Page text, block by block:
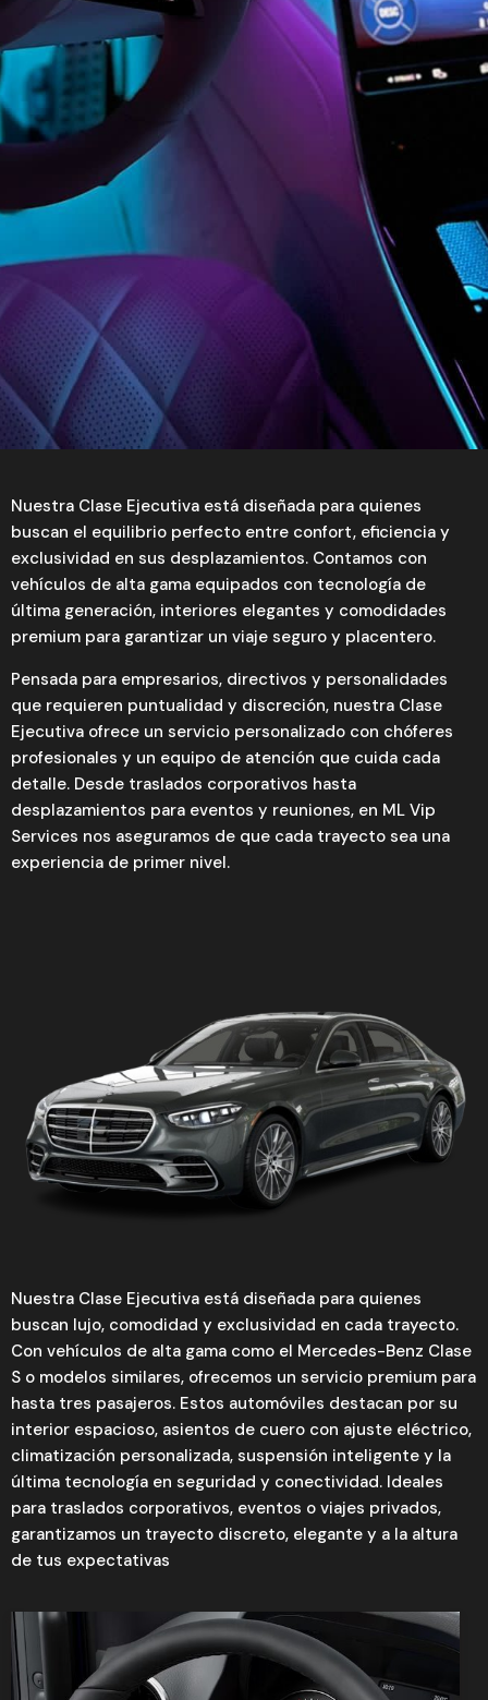
Nuestra Clase Ejecutiva está diseñada para quienes
buscan el equilibrio perfecto entre confort, eficiencia y
exclusividad en sus desplazamientos. Contamos con
vehículos de alta gama equipados con tecnología de
última generación, interiores elegantes y comodidades
premium para garantizar un viaje seguro y placentero.
Pensada para empresarios, directivos y personalidades
que requieren puntualidad y discreción, nuestra Clase
Ejecutiva ofrece un servicio personalizado con chóferes
profesionales y un equipo de atención que cuida cada
detalle. Desde traslados corporativos hasta
desplazamientos para eventos y reuniones, en ML Vip
Services nos aseguramos de que cada trayecto sea una
experiencia de primer nivel.
Nuestra Clase Ejecutiva está diseñada para quienes
buscan lujo, comodidad y exclusividad en cada trayecto.
Con vehículos de alta gama como el Mercedes-Benz Clase
S o modelos similares, ofrecemos un servicio premium para
hasta tres pasajeros. Estos automóviles destacan por su
interior espacioso, asientos de cuero con ajuste eléctrico,
climatización personalizada, suspensión inteligente y la
última tecnología en seguridad y conectividad. Ideales
para traslados corporativos, eventos o viajes privados,
garantizamos un trayecto discreto, elegante y a la altura
de tus expectativas